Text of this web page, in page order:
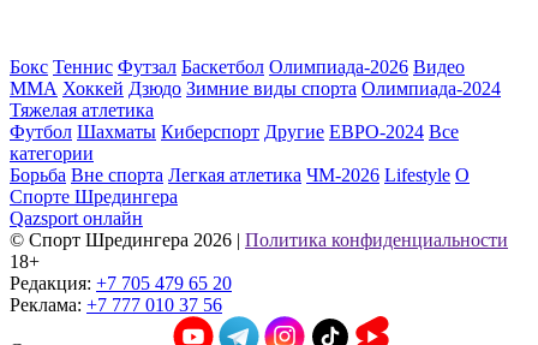
Бокс Теннис Футзал Баскетбол Олимпиада-2026 Видео
ММА Хоккей Дзюдо Зимние виды спорта Олимпиада-2024
Тяжелая атлетика
Футбол Шахматы Киберспорт Другие ЕВРО-2024 Все
категории
Борьба Вне спорта Легкая атлетика ЧМ-2026 Lifestyle О
Спорте Шредингера
Qazsport онлайн
© Cпорт Шредингера 2026
Политика конфиденциальности
18+
Редакция: +7 705 479 65 20
Реклама: +7 777 010 37 56